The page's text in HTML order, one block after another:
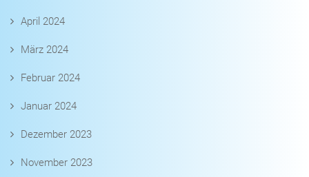
April 2024
März 2024
Februar 2024
Januar 2024
Dezember 2023
November 2023